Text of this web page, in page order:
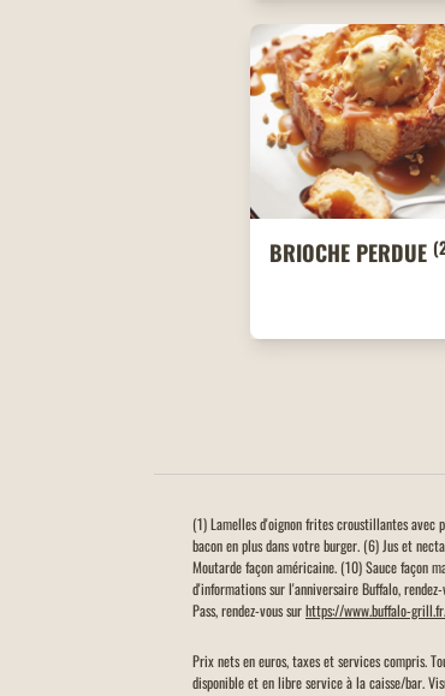
BRIOCHE PERDUE
(1) Lamelles d'oignon frites croustillantes avec
bacon en plus dans votre burger. (6) Jus et
Moutarde façon américaine. (10) Sauce façon
d'informations sur l'anniversaire Buffalo,
Pass, rendez-vous surhttps://www.buffalo-
Prix nets en euros, taxes et services compris.
disponible et en libre service à la caisse/bar.